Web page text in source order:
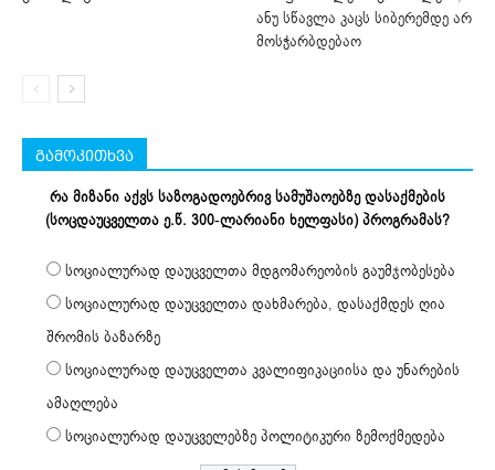
ანუ სწავლა კაცს სიბერემდე არ
მოსჭარბდებაო
გამოკითხვა
რა მიზანი აქვს საზოგადოებრივ სამუშაოებზე დასაქმების
(სოცდაუცველთა ე.წ. 300-ლარიანი ხელფასი) პროგრამას?
სოციალურად დაუცველთა მდგომარეობის გაუმჯობესება
სოციალურად დაუცველთა დახმარება, დასაქმდეს ღია
შრომის ბაზარზე
სოციალურად დაუცველთა კვალიფიკაციისა და უნარების
ამაღლება
სოციალურად დაუცველებზე პოლიტიკური ზემოქმედება